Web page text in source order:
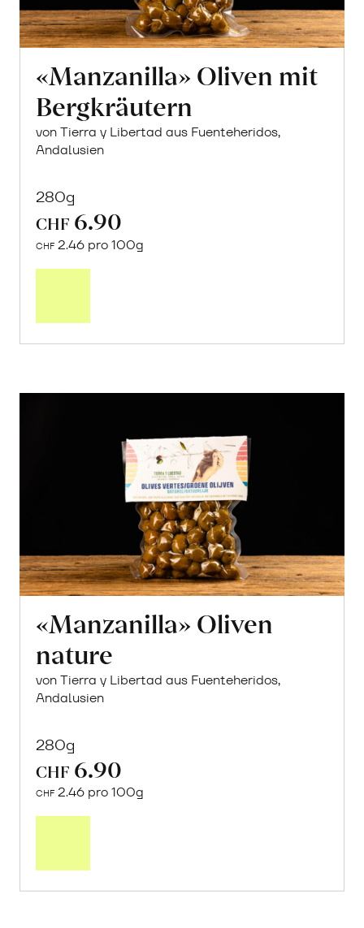
«Manzanilla» Oliven mit
Bergkräutern
von Tierra y Libertad aus Fuenteheridos,
Andalusien
280g
CHF 6.90
CHF 2.46 pro 100g
«Manzanilla» Oliven
nature
von Tierra y Libertad aus Fuenteheridos,
Andalusien
280g
CHF 6.90
CHF 2.46 pro 100g